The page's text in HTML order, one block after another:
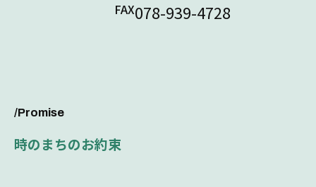
FAX078-939-4728
/Promise
時のまちのお約束